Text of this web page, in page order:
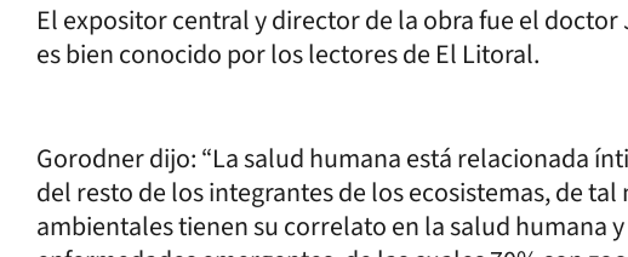
El expositor central y director de la obra fue el
es bien conocido por los lectores de El Litoral.
Gorodner dijo: “La salud humana está relacionada
del resto de los integrantes de los ecosistemas, de
ambientales tienen su correlato en la salud humana